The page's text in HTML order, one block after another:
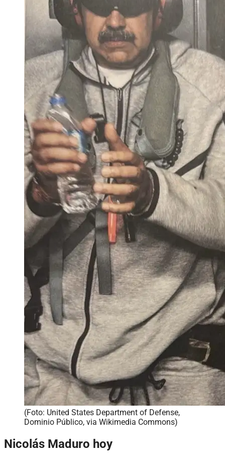
(Foto: United States Department of Defense,
Dominio Público, via Wikimedia Commons)
Nicolás Maduro hoy